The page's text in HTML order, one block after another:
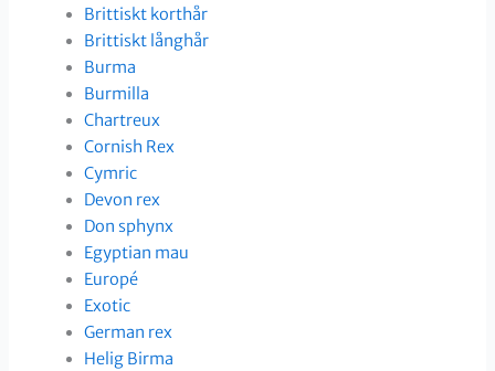
Brittiskt korthår
Brittiskt långhår
Burma
Burmilla
Chartreux
Cornish Rex
Cymric
Devon rex
Don sphynx
Egyptian mau
Europé
Exotic
German rex
Helig Birma